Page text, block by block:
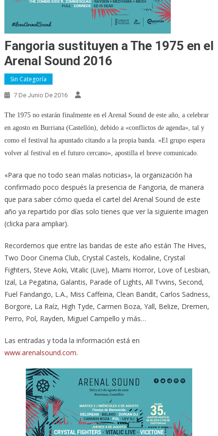
Fangoria sustituyen a The 1975 en el
Arenal Sound 2016
Sin Categoría
7 De Junio De 2016
The 1975 no estarán finalmente en el Arenal Sound de este año, a celebrar
en agosto en Burriana (Castellón), debido a «conflictos de agenda», tal y
como el festival ha apuntado citando a la propia banda. «El grupo espera
volver al festival en el futuro cercano», apostilla el breve comunicado.
«Para que no todo sean malas noticias», la organización ha
confirmado poco después la presencia de Fangoria, de manera
que para saber cómo queda el cartel del Arenal Sound de este
año ya repartido por días solo tienes que ver la siguiente imagen
(clicka para ampliar).
Recordemos que entre las bandas de este año están The Hives,
Two Door Cinema Club, Crystal Castels, Kodaline, Crystal
Fighters, Steve Aoki, Vitalic (Live), Miami Horror, Love of Lesbian,
Izal, La Pegatina, Galantis, Parade of Lights, All Tvvins, Second,
Fuel Fandango, L.A., Miss Caffeina, Clean Bandit, Carlos Sadness,
Borgore, La Raíz, High Tyde, Carmen Boza, Yall, Belize, Dremen,
Perro, Pol, Rayden, Miguel Campello y más…
Las entradas y toda la información está en
www.arenalsound.com.